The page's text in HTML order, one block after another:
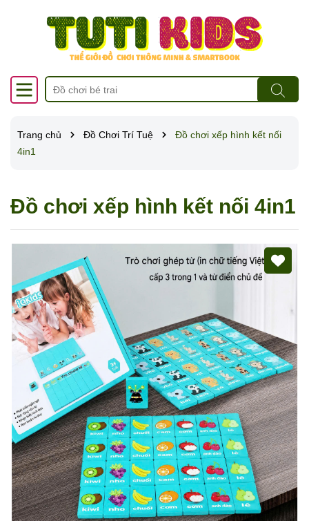
Trang chủ Đồ Chơi Trí Tuệ
Đồ chơi xếp hình kết nối
4in1
Đồ chơi xếp hình kết nối 4in1
Mã giảm giá:
Ngày hết hạn:
Điều kiện: